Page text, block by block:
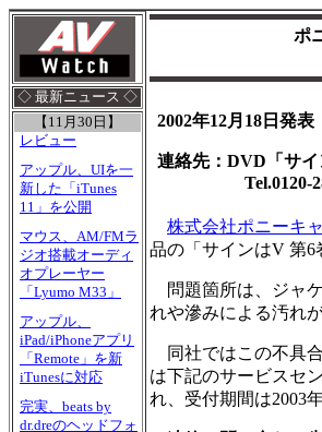
◇ 最新ニュース ◇
【11月30日】
レビュー
アップル、UIを一
新した「iTunes
11」を公開
マウス、AM/FMラ
ジオ搭載オーディ
オプレーヤー
「Lyumo M33」
アップル、
iPad/iPhoneアプリ
「Remote」を新
iTunesに対応
完実、beats by
dr.dreのヘッドフォ
ポ
2002年12月18日発表
連絡先：DVD「サ
Tel.0120-
株式会社ポニーキ
品の「サインはV 第6
問題箇所は、ジャ
れや滲みによる汚れ
同社ではこの不具
は下記のサービスセ
れ、受付期間は2003